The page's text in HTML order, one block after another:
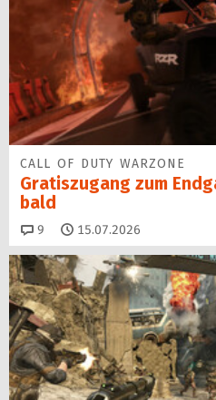
CALL OF DUTY WARZONE
Gratiszugang zum
bald
9 Kommentare
15.07.2026